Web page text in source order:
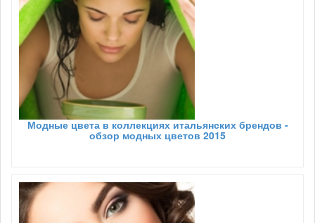
Модные цвета в коллекциях итальянских брендов -
обзор модных цветов 2015